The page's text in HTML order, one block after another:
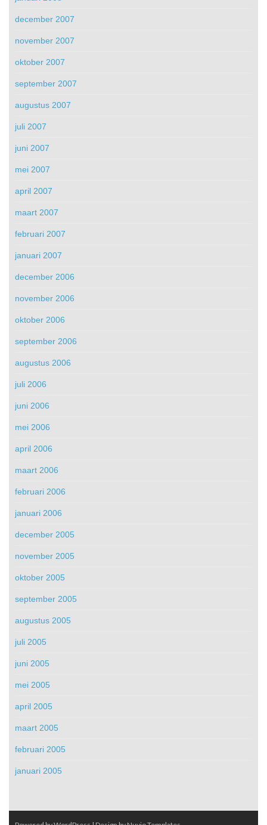
december 2007
november 2007
oktober 2007
september 2007
augustus 2007
juli 2007
juni 2007
mei 2007
april 2007
maart 2007
februari 2007
januari 2007
december 2006
november 2006
oktober 2006
september 2006
augustus 2006
juli 2006
juni 2006
mei 2006
april 2006
maart 2006
februari 2006
januari 2006
december 2005
november 2005
oktober 2005
september 2005
augustus 2005
juli 2005
juni 2005
mei 2005
april 2005
maart 2005
februari 2005
januari 2005